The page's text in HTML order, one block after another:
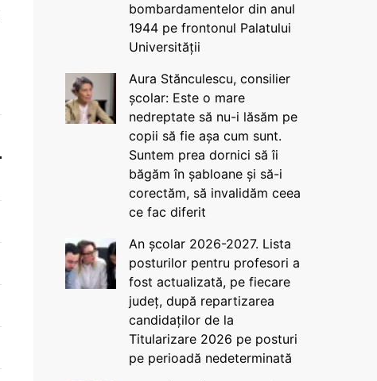
bombardamentelor din anul
1944 pe frontonul Palatului
Universității
Aura Stănculescu, consilier
școlar: Este o mare
nedreptate să nu-i lăsăm pe
copii să fie așa cum sunt.
Suntem prea dornici să îi
băgăm în șabloane și să-i
corectăm, să invalidăm ceea
ce fac diferit
An școlar 2026-2027. Lista
posturilor pentru profesori a
fost actualizată, pe fiecare
județ, după repartizarea
candidaților de la
Titularizare 2026 pe posturi
pe perioadă nedeterminată